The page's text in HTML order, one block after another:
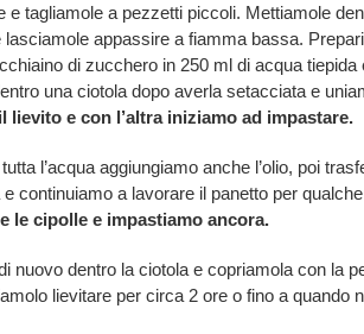
e tagliamole a pezzetti piccoli. Mettiamole
appassire a fiamma bassa.
di zucchero in 250 ml di acqua
una ciotola dopo averla setacciata e
lievito e con l’altra iniziamo ad impastare.
l’acqua aggiungiamo anche l’olio, poi
continuiamo a lavorare il panetto per
le cipolle e impastiamo ancora.
nuovo dentro la ciotola e copriamola con la
lievitare per circa 2 ore o fino a quando